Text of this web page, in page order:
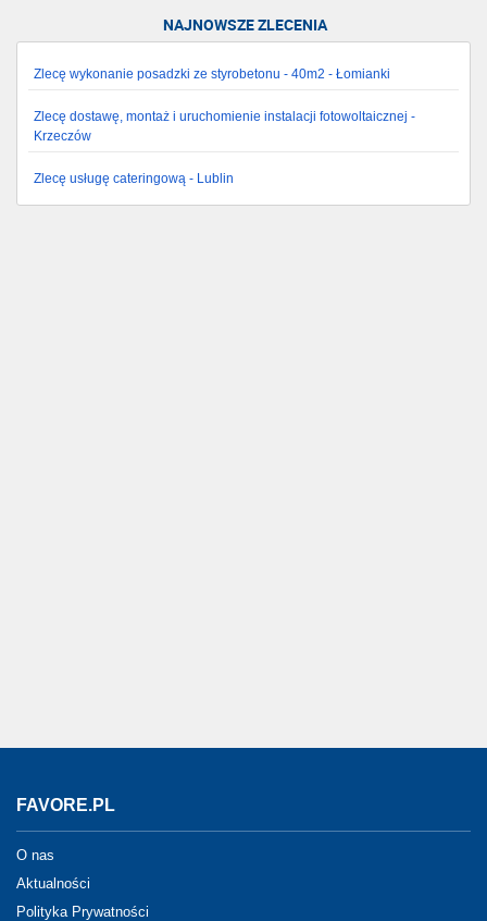
NAJNOWSZE ZLECENIA
Zlecę wykonanie posadzki ze styrobetonu - 40m2 - Łomianki
Zlecę dostawę, montaż i uruchomienie instalacji fotowoltaicznej -
Krzeczów
Zlecę usługę cateringową - Lublin
FAVORE.PL
O nas
Aktualności
Polityka Prywatności